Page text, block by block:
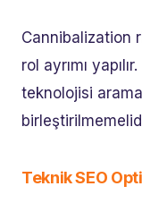
Cannibalization
rol ayrımı
teknolojisi
Teknik SEO